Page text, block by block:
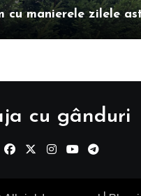
cu manierele zilele
cu gânduri